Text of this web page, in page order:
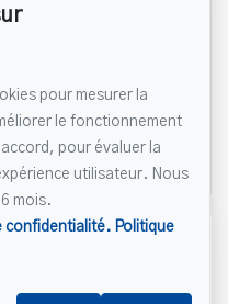
Béton
Reste du
sous-sol
pour mesurer la
le fonctionnement
pour évaluer la
utilisateur. Nous
mois.
confidentialité. Politique